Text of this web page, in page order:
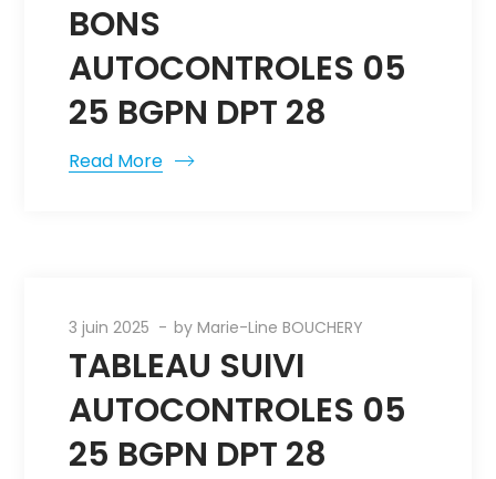
BONS
AUTOCONTROLES 05
25 BGPN DPT 28
Read More
3 juin 2025 byMarie-Line BOUCHERY
TABLEAU SUIVI
AUTOCONTROLES 05
25 BGPN DPT 28